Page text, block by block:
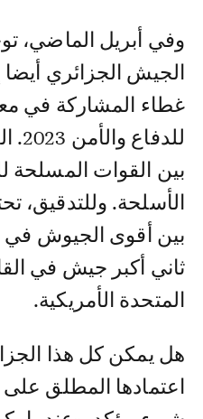
وفي أبريل الماضي،
الجيش الجزائري
غطاء المشاركة في
بين القوات المسلحة
بين أقوى الجيوش في
ثاني أكبر جيش في
المتحدة الأمريكية.
هل يمكن كل هذا
اعتمادها المطلق